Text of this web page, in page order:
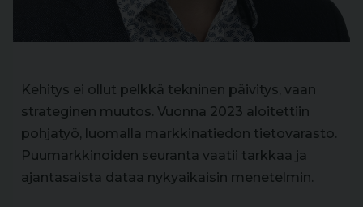
Kehitys ei ollut pelkkä tekninen päivitys, vaan
strateginen muutos. Vuonna 2023 aloitettiin
pohjatyö, luomalla markkinatiedon tietovarasto.
Puumarkkinoiden seuranta vaatii tarkkaa ja
ajantasaista dataa nykyaikaisin menetelmin.